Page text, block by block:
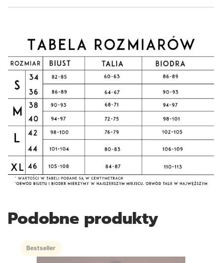
Podobne produkty
Bestseller